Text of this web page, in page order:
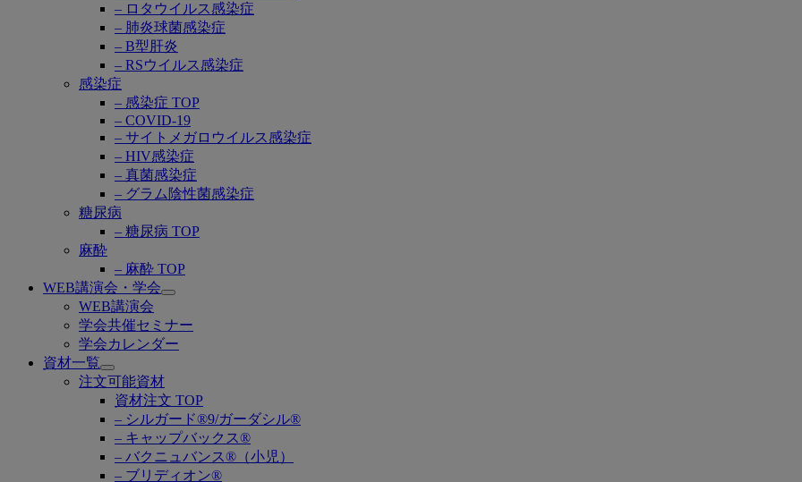
– ロタウイルス感染症
– 肺炎球菌感染症
– B型肝炎
– RSウイルス感染症
感染症
– 感染症 TOP
– COVID-19
– サイトメガロウイルス感染症
– HIV感染症
– 真菌感染症
– グラム陰性菌感染症
糖尿病
– 糖尿病 TOP
麻酔
– 麻酔 TOP
WEB講演会・学会
Open
WEB講演会
学会共催セミナー
学会カレンダー
資材一覧
Open
submenu
注文可能資材
資材注文 TOP
– シルガード®9/ガーダシル®
– キャップバックス®
– バクニュバンス®（小児）
– ブリディオン®